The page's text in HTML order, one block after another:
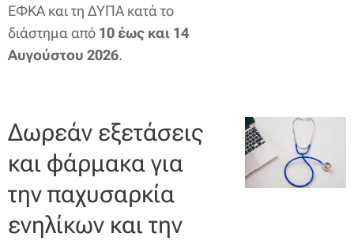
ΕΦΚΑ και τη ΔΥΠΑ κατά το
διάστημα από 10 έως και 14
Αυγούστου 2026.
Δωρεάν εξετάσεις
και φάρμακα για
την παχυσαρκία
ενηλίκων και την